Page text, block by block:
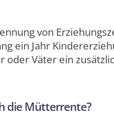
von
ein Jahr
Väter ein
die Mütterrente?